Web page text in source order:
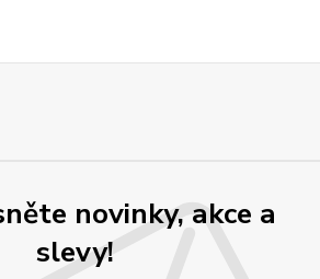
novinky, akce a
slevy!